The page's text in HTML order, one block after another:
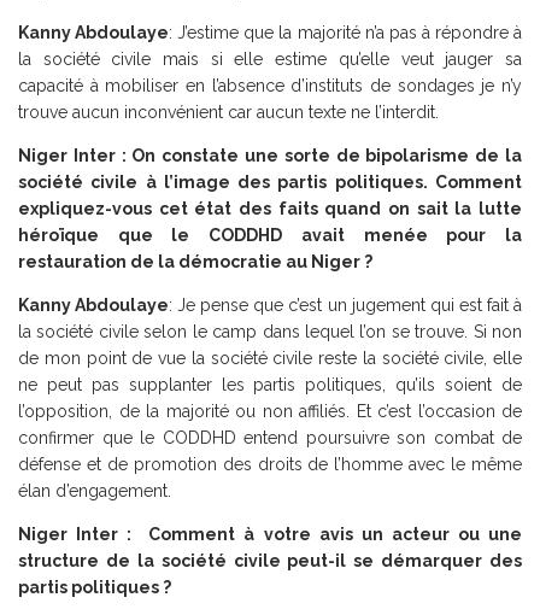
Kanny Abdoulaye: J’estime que la majorité n’a pas à répondre à
la société civile mais si elle estime qu’elle veut jauger sa
capacité à mobiliser en l’absence d’instituts de sondages je n’y
trouve aucun inconvénient car aucun texte ne l’interdit.
Niger Inter : On constate une sorte de bipolarisme de la
société civile à l’image des partis politiques. Comment
expliquez-vous cet état des faits quand on sait la lutte
héroïque que le CODDHD avait menée pour la
restauration de la démocratie au Niger ?
Kanny Abdoulaye: Je pense que c’est un jugement qui est fait à
la société civile selon le camp dans lequel l’on se trouve. Si non
de mon point de vue la société civile reste la société civile, elle
ne peut pas supplanter les partis politiques, qu’ils soient de
l’opposition, de la majorité ou non affiliés. Et c’est l’occasion de
confirmer que le CODDHD entend poursuivre son combat de
défense et de promotion des droits de l’homme avec le même
élan d’engagement.
Niger Inter : Comment à votre avis un acteur ou une
structure de la société civile peut-il se démarquer des
partis politiques ?